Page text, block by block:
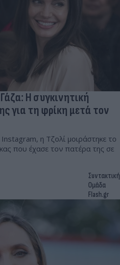
Η συγκινητική
για τη φρίκη μετά τον
η Τζολί μοιράστηκε το
που έχασε τον πατέρα της σε
Συντακτική
Ομάδα
Flash.gr